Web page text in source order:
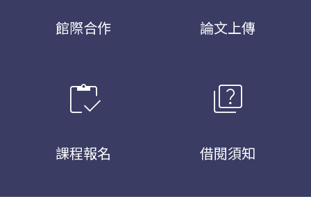
館際合作 論文上傳
inventory
課程報名
quiz
借閱須知